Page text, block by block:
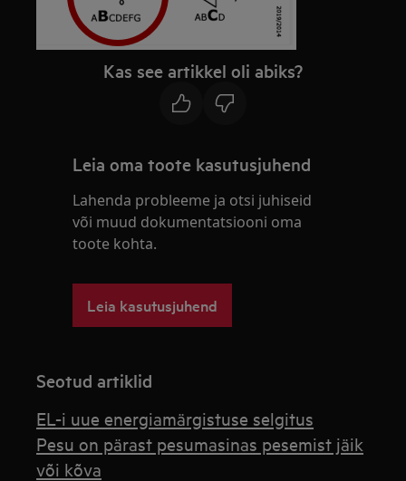
Kas see artikkel oli abiks?
Leia oma toote kasutusjuhend
Lahenda probleeme ja otsi juhiseid
või muud dokumentatsiooni oma
toote kohta.
Leia kasutusjuhend
Seotud artiklid
EL-i uue energiamärgistuse selgitus
Pesu on pärast pesumasinas pesemist jäik
või kõva